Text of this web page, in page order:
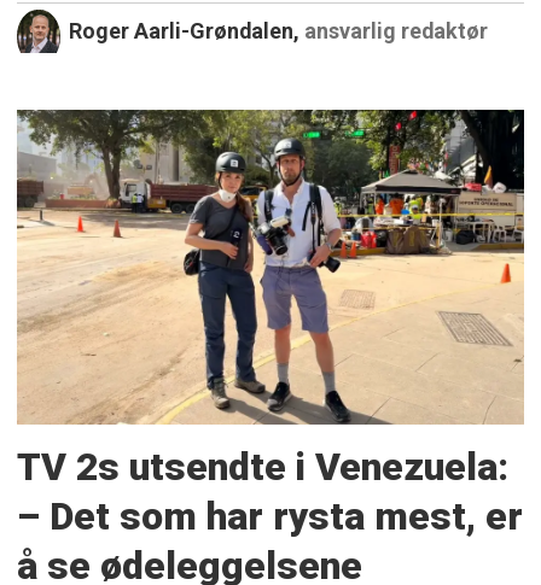
Roger Aarli-Grøndalen, ansvarlig redaktør
TV 2s utsendte i Venezuela:
– Det som har rysta mest, er
å se ødeleggelsene